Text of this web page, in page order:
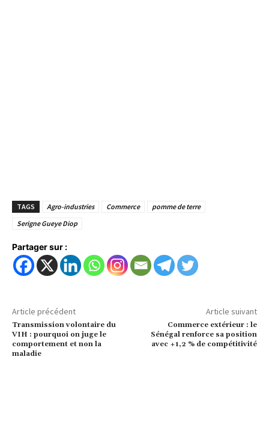
TAGS Agro-industries Commerce
pomme de terre
Serigne Gueye Diop
Partager sur :
Article précédent
Transmission volontaire du
VIH : pourquoi on juge le
comportement et non la
maladie
Article suivant
Commerce extérieur : le
Sénégal renforce sa position
avec +1,2 % de compétitivité